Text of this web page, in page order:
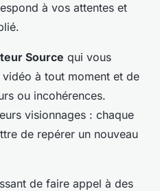
à vos attentes et
Source qui vous
à tout moment et de
ou incohérences.
visionnages : chaque
de repérer un nouveau
de faire appel à des